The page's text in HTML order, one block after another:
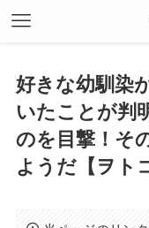
好きな幼馴染
いたことが判
のを目撃！そ
ようだ【ヲト